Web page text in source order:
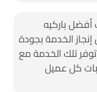
باركيه
الخدمة بجودة
تلك الخدمة مع
كل عميل